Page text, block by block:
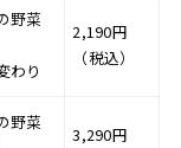
野菜
わり
2,190円
（税込）
野菜
3,290円